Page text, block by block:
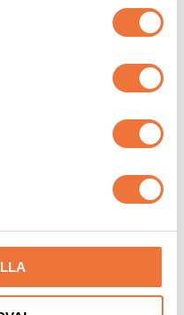
med knythandtag 50-
produkter